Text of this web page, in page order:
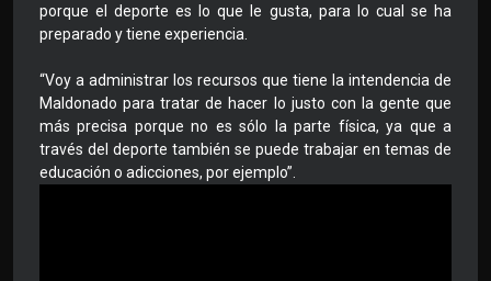
porque el deporte es lo que le gusta, para lo cual se ha
preparado y tiene experiencia.
“Voy a administrar los recursos que tiene la intendencia de
Maldonado para tratar de hacer lo justo con la gente que
más precisa porque no es sólo la parte física, ya que a
través del deporte también se puede trabajar en temas de
educación o adicciones, por ejemplo”.